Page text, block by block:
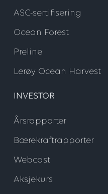
ASC-sertifisering
Ocean Forest
Preline
Lerøy Ocean Harvest
INVESTOR
Årsrapporter
Bærekraftrapporter
Webcast
Aksjekurs